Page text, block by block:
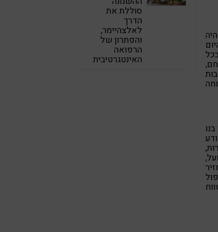
סוללת את
הדרך
לאלצהיימר,
והפתרון של
הרפואה
האינטגרטיבית